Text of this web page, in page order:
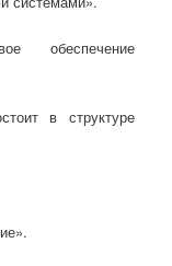
обеспечение
в структуре